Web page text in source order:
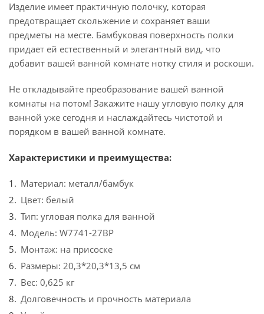
Изделие имеет практичную полочку, которая
предотвращает скольжение и сохраняет ваши
предметы на месте. Бамбуковая поверхность полки
придает ей естественный и элегантный вид, что
добавит вашей ванной комнате нотку стиля и роскоши.
Не откладывайте преобразование вашей ванной
комнаты на потом! Закажите нашу угловую полку для
ванной уже сегодня и наслаждайтесь чистотой и
порядком в вашей ванной комнате.
Характеристики и преимущества:
Материал: металл/бамбук
Цвет: белый
Тип: угловая полка для ванной
Модель: W7741-27BP
Монтаж: на присоске
Размеры: 20,3*20,3*13,5 см
Вес: 0,625 кг
Долговечность и прочность материала